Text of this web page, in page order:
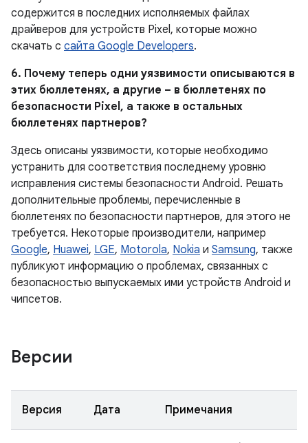
содержится в последних исполняемых файлах
драйверов для устройств Pixel, которые можно
скачать с сайта Google Developers.
6. Почему теперь одни уязвимости описываются в
этих бюллетенях, а другие – в бюллетенях по
безопасности Pixel, а также в остальных
бюллетенях партнеров?
Здесь описаны уязвимости, которые необходимо
устранить для соответствия последнему уровню
исправления системы безопасности Android. Решать
дополнительные проблемы, перечисленные в
бюллетенях по безопасности партнеров, для этого не
требуется. Некоторые производители, например
Google, Huawei, LGE, Motorola, Nokia и Samsung, также
публикуют информацию о проблемах, связанных с
безопасностью выпускаемых ими устройств Android и
чипсетов.
Версии
Версия Дата Примечания